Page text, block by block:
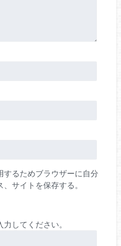
するためブラウザーに自分
サイトを保存する。
力してください。